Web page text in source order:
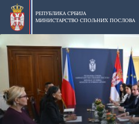
Прескочи
главни
део
садржаја
РЕПУБЛИКА СРБИЈА
МИНИСТАРСТВО СПОЉНИХ ПОСЛОВА